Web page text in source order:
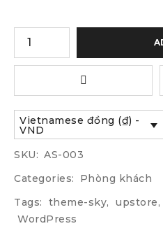
Vietnamese đồng (₫) -
VND
SKU: AS-003
Categories:
Phòng khách
Tags:
theme-sky, upstore,
WordPress